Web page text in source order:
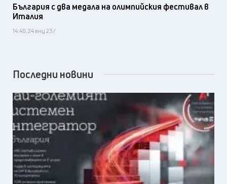
България с два медала на олимпийския фестивал в
Италия
14:40, 24 яну 23 /
Последни новини